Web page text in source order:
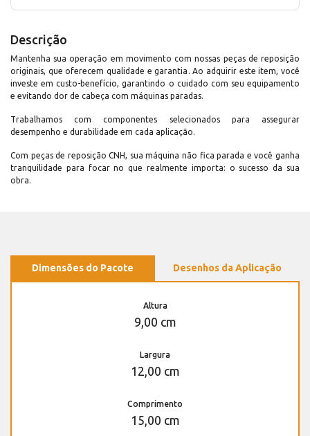
Descrição
Mantenha sua operação em movimento com nossas peças de reposição
originais, que oferecem qualidade e garantia. Ao adquirir este item, você
investe em custo-benefício, garantindo o cuidado com seu equipamento
e evitando dor de cabeça com máquinas paradas.
Trabalhamos com componentes selecionados para assegurar
desempenho e durabilidade em cada aplicação.
Com peças de reposição CNH, sua máquina não fica parada e você ganha
tranquilidade para focar no que realmente importa: o sucesso da sua
obra.
Dimensões do Pacote Desenhos da Aplicação
Altura
9,00 cm
Largura
12,00 cm
Comprimento
15,00 cm